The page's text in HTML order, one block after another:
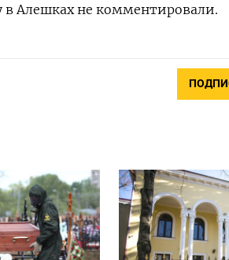
в Алешках не комментировали.